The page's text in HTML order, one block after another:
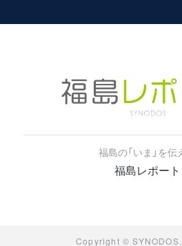
福島の「いま」を伝
福島レポート
Copyright ©